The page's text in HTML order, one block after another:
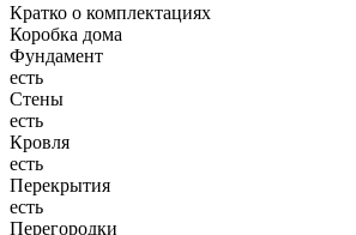
Кратко о комплектациях
Коробка дома
Фундамент
есть
Стены
есть
Кровля
есть
Перекрытия
есть
Перегородки